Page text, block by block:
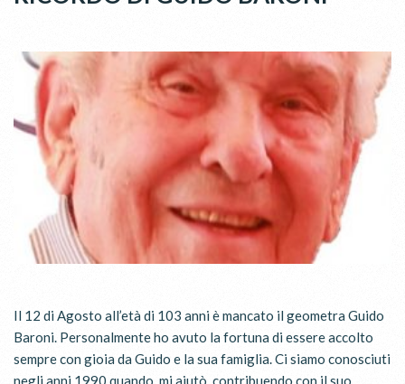
Il 12 di Agosto all’età di 103 anni è mancato il geometra Guido
Baroni. Personalmente ho avuto la fortuna di essere accolto
sempre con gioia da Guido e la sua famiglia. Ci siamo conosciuti
negli anni 1990 quando mi aiutò, contribuendo con il suo